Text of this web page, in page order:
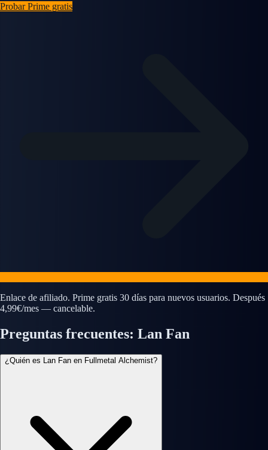
Probar Prime gratis
Enlace de afiliado. Prime gratis 30 días para nuevos usuarios. Después
4,99€/mes — cancelable.
Preguntas frecuentes: Lan Fan
¿Quién es Lan Fan en Fullmetal Alchemist?